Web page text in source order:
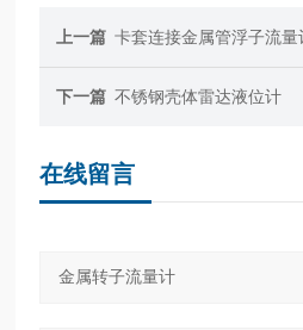
上一篇 卡套连接金属管浮子流量
下一篇 不锈钢壳体雷达液位计
在线留言